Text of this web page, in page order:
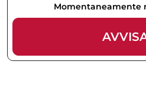
Momentaneamente